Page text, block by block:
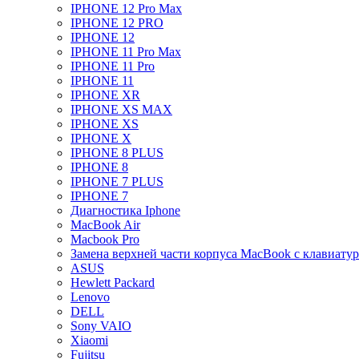
IPHONE 12 Pro Max
IPHONE 12 PRO
IPHONE 12
IPHONE 11 Pro Max
IPHONE 11 Pro
IPHONE 11
IPHONE XR
IPHONE XS MAX
IPHONE XS
IPHONE X
IPHONE 8 PLUS
IPHONE 8
IPHONE 7 PLUS
IPHONE 7
Диагностика Iphone
MacBook Air
Macbook Pro
Замена верхней части корпуса MacBook с
ASUS
Hewlett Packard
Lenovo
DELL
Sony VAIO
Xiaomi
Fujitsu